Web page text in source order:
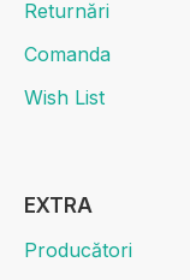
Returnări
Comanda
Wish List
EXTRA
Producători